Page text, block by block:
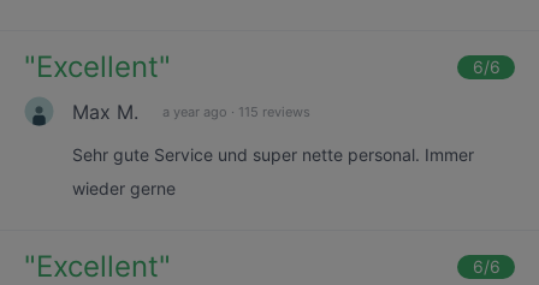
"Excellent" 6/6
Max M. a year ago · 115 reviews
Sehr gute Service und super nette personal. Immer
wieder gerne
"Excellent" 6/6